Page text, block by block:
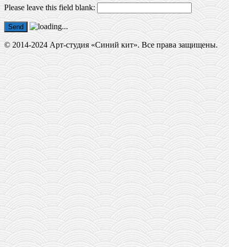
Please leave this field blank:
Send
© 2014-2024 Арт-студия «Синий кит». Все права защищены.